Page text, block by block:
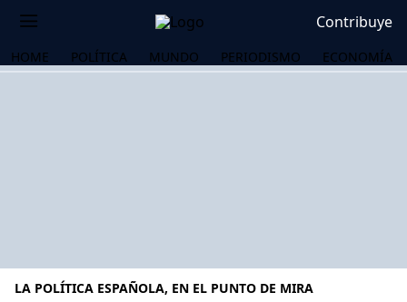
Contribuye
HOME POLÍTICA MUNDO PERIODISMO ECONOMÍA
LA POLÍTICA ESPAÑOLA, EN EL PUNTO DE MIRA